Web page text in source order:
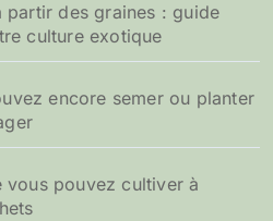
partir des graines : guide
culture exotique
encore semer ou planter
pouvez cultiver à